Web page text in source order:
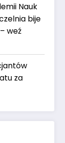
Nauk
bije
weź
za